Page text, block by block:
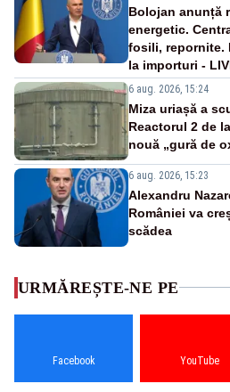
Bolojan anunță
energetic.
fosili, repornite.
la importuri -
6 aug. 2026, 15:24
Miza uriașă a
Reactorul 2 de
nouă „gură de
6 aug. 2026, 15:23
Alexandru
României va
scădea
URMĂREȘTE-NE PE
Facebook YouTube